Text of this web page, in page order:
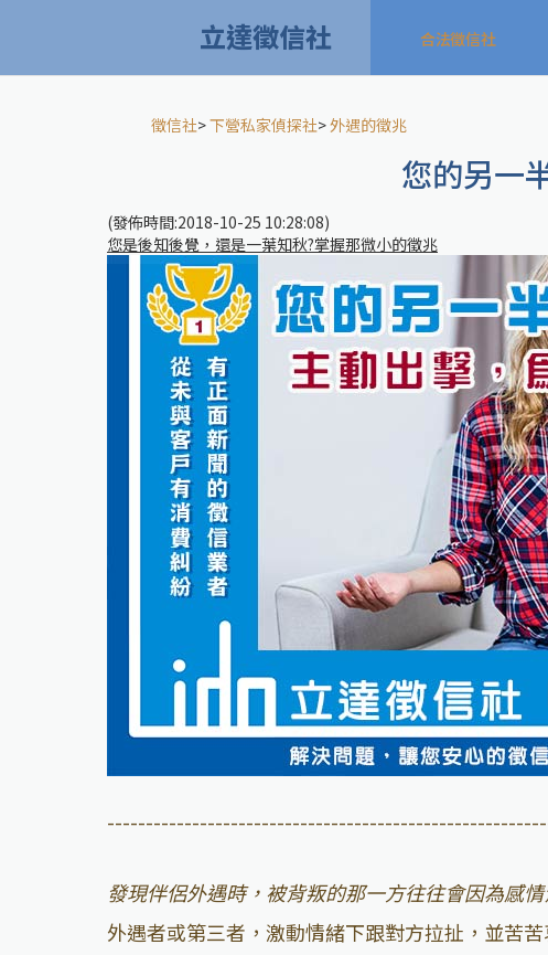
立達徵信社 合法徵信社
徵信社>下營私家偵探社>外遇的徵兆
您的另一
(發佈時間:2018-10-25 10:28:08)
您是後知後覺，還是一葉知秋?掌握那微小的徵兆
發現伴侶外遇時，被背叛的那一方往往會因為感
外遇者或第三者，激動情緒下跟對方拉扯，並苦